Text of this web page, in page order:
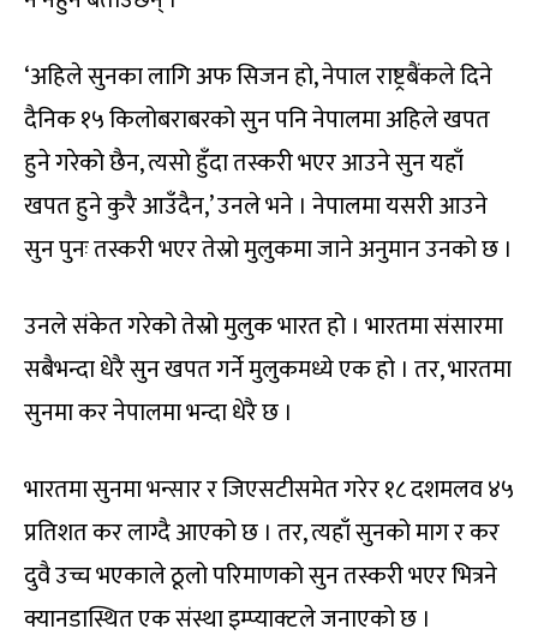
‘अहिले सुनका लागि अफ सिजन हो, नेपाल राष्ट्रबैंकले दिने
दैनिक १५ किलोबराबरको सुन पनि नेपालमा अहिले खपत
हुने गरेको छैन, त्यसो हुँदा तस्करी भएर आउने सुन यहाँ
खपत हुने कुरै आउँदैन,’ उनले भने । नेपालमा यसरी आउने
सुन पुनः तस्करी भएर तेस्रो मुलुकमा जाने अनुमान उनको छ ।
उनले संकेत गरेको तेस्रो मुलुक भारत हो । भारतमा संसारमा
सबैभन्दा धेरै सुन खपत गर्ने मुलुकमध्ये एक हो । तर, भारतमा
सुनमा कर नेपालमा भन्दा धेरै छ ।
भारतमा सुनमा भन्सार र जिएसटीसमेत गरेर १८ दशमलव ४५
प्रतिशत कर लाग्दै आएको छ । तर, त्यहाँ सुनको माग र कर
दुवै उच्च भएकाले ठूलो परिमाणको सुन तस्करी भएर भित्रने
क्यानडास्थित एक संस्था इम्प्याक्टले जनाएको छ ।